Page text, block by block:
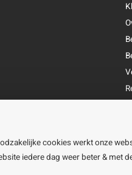
cookies werkt onze
iedere dag weer beter & met